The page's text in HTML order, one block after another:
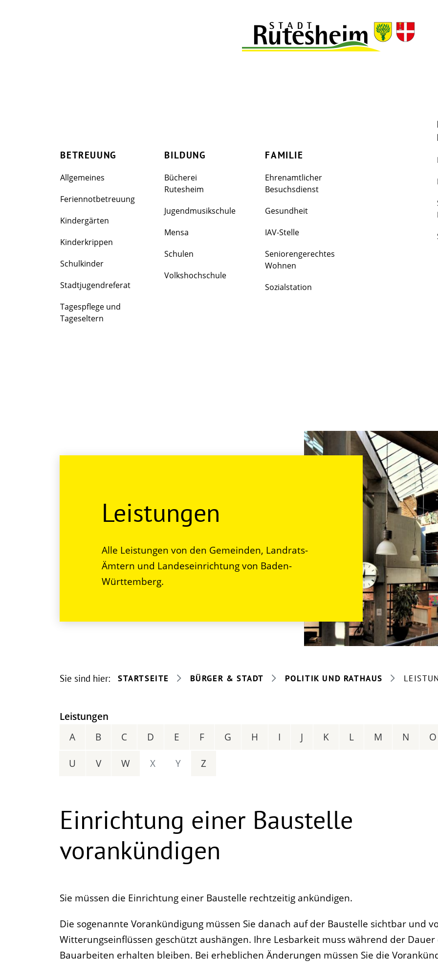
FAMILIE
BILDUNG
BETREUUNG
Allgemeines
Feriennotbetreuung
Kindergärten
Kinderkrippen
Schulkinder
Stadtjugendreferat
Tagespflege und
Tageseltern
BILDUNG
Bücherei
Rutesheim
Jugendmusikschule
Mensa
Schulen
Volkshochschule
FAMILIE
Ehrenamtlicher
Besuchsdienst
Gesundheit
IAV-Stelle
Seniorengerechtes
Wohnen
Sozialstation
Leistungen
Alle Leistungen von den Gemeinden, Landrats-
Ämtern und Landeseinrichtung von Baden-
Württemberg.
Sie sind hier: STARTSEITE BÜRGER & STADT POLITIK UND RATHAUS
Leistungen
A
B C D E F G H I J K L M N O
U V W X Y Z
Einrichtung einer Baustelle
vorankündigen
Sie müssen die Einrichtung einer Baustelle rechtzeitig ankündigen.
Die sogenannte Vorankündigung müssen Sie danach auf der Baustelle sichtbar und
Witterungseinflüssen geschützt aushängen. Ihre Lesbarkeit muss während der Dauer
Bauarbeiten erhalten bleiben. Bei erheblichen Änderungen müssen Sie die